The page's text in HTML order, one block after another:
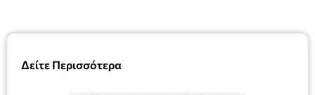
Δείτε Περισσότερα